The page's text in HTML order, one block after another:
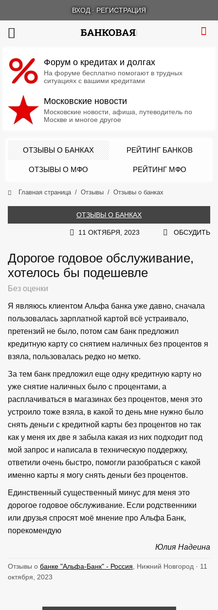
ВХОД · РЕГИСТРАЦИЯ
Форум о кредитах и долгах
На форуме бесплатно помогают в трудных
ситуациях с вашими кредитами
Московские новости
Московские новости, афиша, путеводитель по
Москве и многое другое
ОТЗЫВЫ О БАНКАХ РЕЙТИНГ БАНКОВ
ОТЗЫВЫ О МФО РЕЙТИНГ МФО
Главная страница Отзывы Отзывы о банках
ОТЗЫВЫ О БАНКАХ
11 ОКТЯБРЯ, 2023 ОБСУДИТЬ
Дорогое годовое обслуживание,
хотелось бы подешевле
Без оценки
Я являюсь клиентом Альфа банка уже давно, сначала
пользовалась зарплатной картой всё устраивало,
претензий не было, потом сам банк предложил
кредитную карту со снятием наличных без процентов я
взяла, пользовалась редко но метко.
За тем банк предложил еще одну кредитную карту но
уже снятие наличных было с процентами, а
расплачиваться в магазинах без процентов, меня это
устроило тоже взяла, в какой то день мне нужно было
снять деньги с кредитной карты без процентов но так
как у меня их две я забыла какая из них подходит под
мой запрос и написала в техническую поддержку,
ответили очень быстро, помогли разобраться с какой
именно карты я могу снять деньги без процентов.
Единственный существенный минус для меня это
дорогое годовое обслуживание. Если родственники
или друзья спросят моё мнение про Альфа Банк,
порекомендую
Юлия Надеина
Отзывы о банке "Альфа-Банк" - Россия , Нижний Новгород · 11
октября, 2023